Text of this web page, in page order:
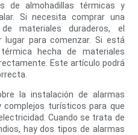
de almohadillas térmicas y
Si necesita comprar una
materiales duraderos, el
para comenzar. Si está
hecha de materiales
Este artículo podrá
la instalación de alarmas
turísticos para que
Cuando se trata de
hay dos tipos de alarmas